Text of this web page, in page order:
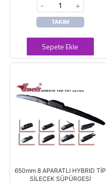
- +
TAKIM
Sepete Ekle
650mm 8 APARATLI HYBRID TİP
SİLECEK SÜPÜRGESİ